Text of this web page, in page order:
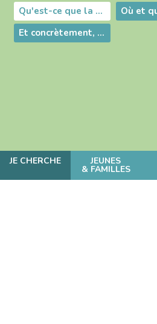
JE CHERCHE JEUNES
& FAMILLES
Qu'est-ce que la confession ?
Et concrètement, ça se passe comment ?